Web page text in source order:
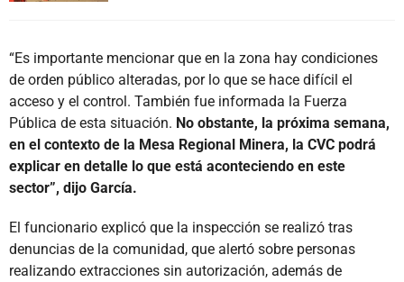
“Es importante mencionar que en la zona hay condiciones
de orden público alteradas, por lo que se hace difícil el
acceso y el control. También fue informada la Fuerza
Pública de esta situación. No obstante, la próxima semana,
en el contexto de la Mesa Regional Minera, la CVC podrá
explicar en detalle lo que está aconteciendo en este
sector”, dijo García.
El funcionario explicó que la inspección se realizó tras
denuncias de la comunidad, que alertó sobre personas
realizando extracciones sin autorización, además de